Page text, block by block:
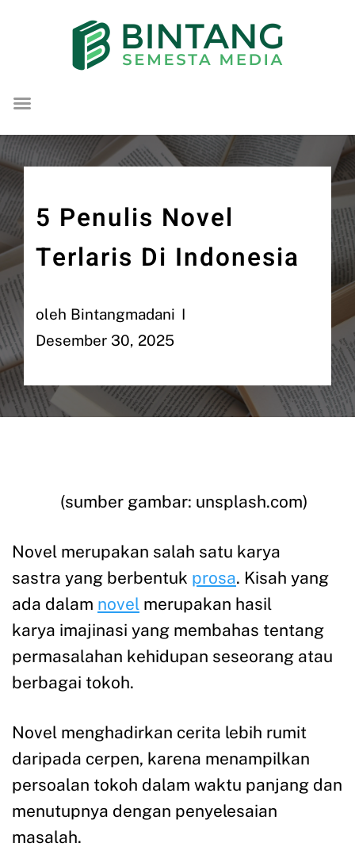
konten
5 Penulis Novel
Terlaris Di Indonesia
oleh Bintangmadani
Desember 30, 2025
(sumber gambar: unsplash.com)
Novel merupakan salah satu karya
sastra yang berbentuk prosa. Kisah yang
ada dalam novel merupakan hasil
karya imajinasi yang membahas tentang
permasalahan kehidupan seseorang atau
berbagai tokoh.
Novel menghadirkan cerita lebih rumit
daripada cerpen, karena menampilkan
persoalan tokoh dalam waktu panjang dan
menutupnya dengan penyelesaian
masalah.